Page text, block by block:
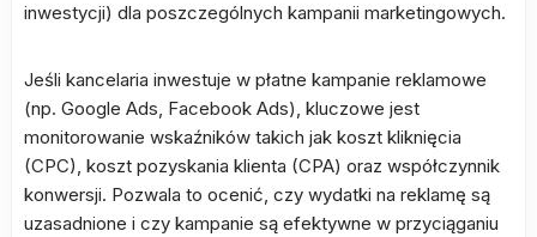
inwestycji) dla poszczególnych kampanii marketingowych.
Jeśli kancelaria inwestuje w płatne kampanie reklamowe
(np. Google Ads, Facebook Ads), kluczowe jest
monitorowanie wskaźników takich jak koszt kliknięcia
(CPC), koszt pozyskania klienta (CPA) oraz współczynnik
konwersji. Pozwala to ocenić, czy wydatki na reklamę są
uzasadnione i czy kampanie są efektywne w przyciąganiu